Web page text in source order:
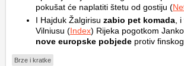
pokušat će naplatiti štetu od gostiju (
I Hajduk Žalgirisu zabio pet komada ,
Vilniusu (Index) Rijeka pogotkom
nove europske pobjede protiv
Brze i kratke